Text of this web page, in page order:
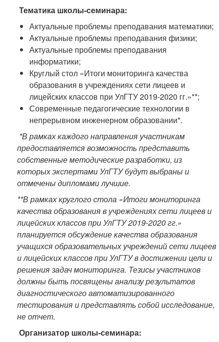
Тематика школы-семинара:
Актуальные проблемы преподавания математики;
Актуальные проблемы преподавания физики;
Актуальные проблемы преподавания
информатики;
Круглый стол «Итоги мониторинга качества
образования в учреждениях сети лицеев и
лицейских классов при УлГТУ 2019-2020 гг.»**;
Современные педагогические технологии в
непрерывном инженерном образовании*.
*В рамках каждого направления участникам
предоставляется возможность представить
собственные методические разработки, из
которых экспертами УлГТУ будут выбраны и
отмечены дипломами лучшие.
**В рамках круглого стола «Итоги мониторинга
качества образования в учреждениях сети лицеев и
лицейских классов при УлГТУ 2019-2020 гг.»
планируется обсуждениекачества образования
учащихся образовательных учреждений сети лицеев
и лицейских классов при УлГТУ в достижении цели и
решения задач мониторинга. Тезисы участников
должны быть посвящены анализу результатов
диагностического автоматизированного
тестирования и представлять собой исследование,
не отчет.
Организатор школы-семинара: